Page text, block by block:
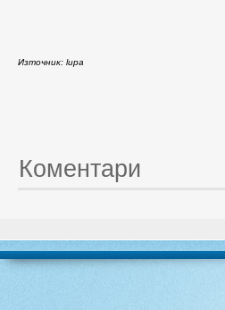
Източник: lupa
Коментари